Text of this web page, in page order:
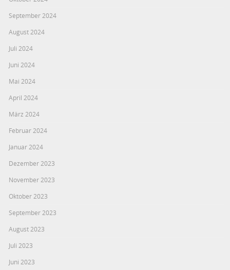
September 2024
August 2024
Juli 2024
Juni 2024
Mai 2024
April 2024
März 2024
Februar 2024
Januar 2024
Dezember 2023
November 2023
Oktober 2023
September 2023
August 2023
Juli 2023
Juni 2023